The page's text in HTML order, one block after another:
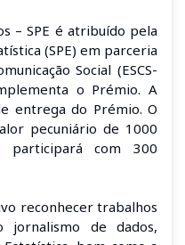
– SPE é atribuído pela
(SPE) em parceria
Social (ESCS-
o Prémio. A
entrega do Prémio. O
pecuniário de 1000
participará com 300
reconhecer trabalhos
jornalismo de dados,